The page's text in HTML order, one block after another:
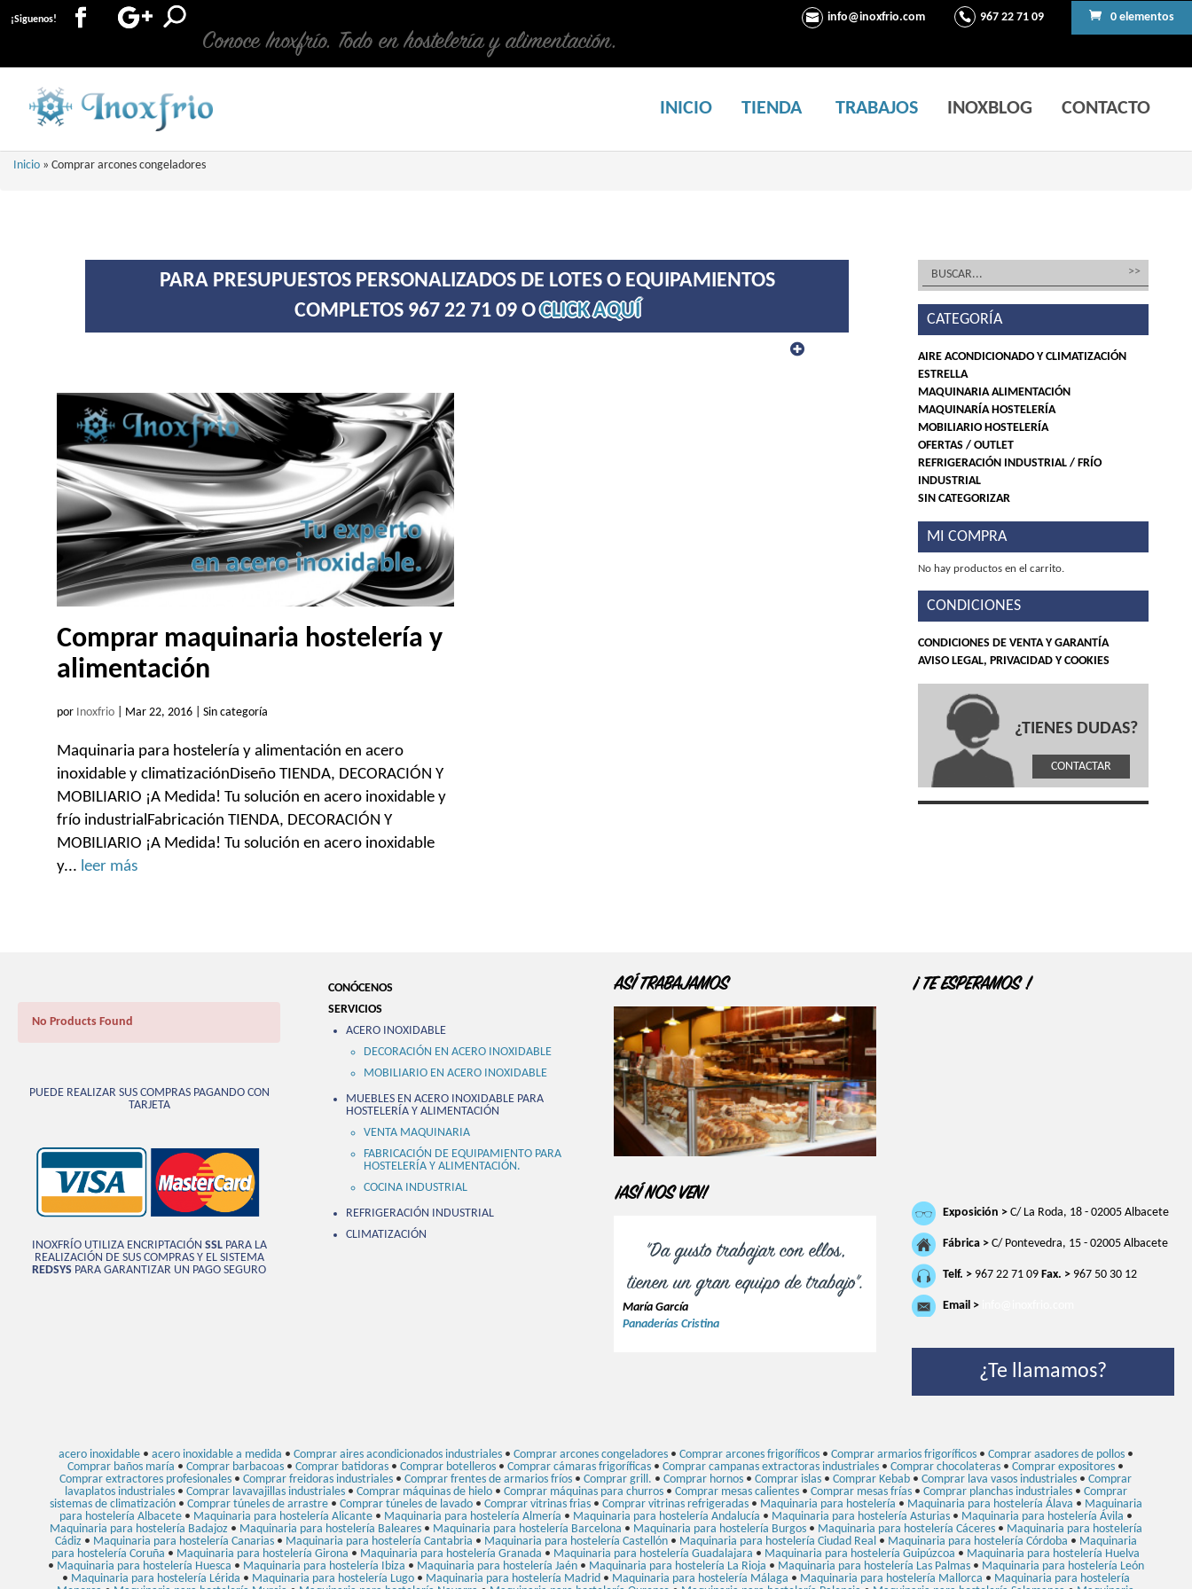
¡Siguenos!
Conoce Inoxfrío. Todo en hostelería y alimentación.
info@inoxfrio.com 967 22 71 09 0 elementos
INICIO TIENDA TRABAJOS INOXBLOG CONTACTO
Inicio » Comprar arcones congeladores
PARA PRESUPUESTOS PERSONALIZADOS DE LOTES O EQUIPAMIENTOS
COMPLETOS 967 22 71 09 OCLICK AQUÍ
Comprar maquinaria hostelería y
alimentación
por Inoxfrio| Mar 22, 2016| Sin categoría
Maquinaria para hostelería y alimentación en acero
inoxidable y climatizaciónDiseño TIENDA, DECORACIÓN Y
MOBILIARIO ¡A Medida! Tu solución en acero inoxidable y
frío industrialFabricación TIENDA, DECORACIÓN Y
MOBILIARIO ¡A Medida! Tu solución en acero inoxidable
y... leer más
CATEGORÍA
AIRE ACONDICIONADO Y CLIMATIZACIÓN
ESTRELLA
MAQUINARIA ALIMENTACIÓN
MAQUINARÍA HOSTELERÍA
MOBILIARIO HOSTELERÍA
OFERTAS / OUTLET
REFRIGERACIÓN INDUSTRIAL / FRÍO
INDUSTRIAL
SIN CATEGORIZAR
MI COMPRA
No hay productos en el carrito.
CONDICIONES
CONDICIONES DE VENTA Y GARANTÍA
AVISO LEGAL, PRIVACIDAD Y COOKIES
¿TIENES DUDAS?
CONTACTAR
No Products Found
PUEDE REALIZAR SUS COMPRAS PAGANDO CON
TARJETA
INOXFRÍO UTILIZA ENCRIPTACIÓN SSLPARA LA
REALIZACIÓN DE SUS COMPRAS Y EL SISTEMA
REDSYS PARA GARANTIZAR UN PAGO SEGURO
CONÓCENOS
SERVICIOS
ACERO INOXIDABLE
DECORACIÓN EN ACERO INOXIDABLE
MOBILIARIO EN ACERO INOXIDABLE
MUEBLES EN ACERO INOXIDABLE PARA
HOSTELERÍA Y ALIMENTACIÓN
VENTA MAQUINARIA
FABRICACIÓN DE EQUIPAMIENTO PARA
HOSTELERÍA Y ALIMENTACIÓN.
COCINA INDUSTRIAL
REFRIGERACIÓN INDUSTRIAL
CLIMATIZACIÓN
ASÍ TRABAJAMOS
¡ASÍ NOS VEN!
"Da gusto trabajar con ellos,
tienen un gran equipo de trabajo".
María García
Panaderías Cristina
¡ TE ESPERAMOS !
Exposición > C/ La Roda, 18 - 02005 Albacete
Fábrica > C/ Pontevedra, 15 - 02005 Albacete
Telf. > 967 22 71 09 Fax. > 967 50 30 12
Email >
¿Te llamamos?
acero inoxidable• acero inoxidable a medida • Comprar aires acondicionados industriales• Comprar arcones congeladores• Comprar arcones frigoríficos• Comprar armarios frigoríficos• Comprar asadores de pollos•
Comprar baños maría •Comprar barbacoas •Comprar batidoras •Comprar botelleros •Comprar cámaras frigoríficas •Comprar campanas extractoras industriales •Comprar chocolateras •Comprar expositores •
Comprar extractores profesionales •Comprar freidoras industriales •Comprar frentes de armarios fríos •Comprar grill. •Comprar hornos •Comprar islas •Comprar Kebab •Comprar lava vasos industriales •Comprar
lavaplatos industriales• Comprar lavavajillas industriales• Comprar máquinas de hielo• Comprar máquinas para churros• Comprar mesas calientes• Comprar mesas frías• Comprar planchas industriales• Comprar
sistemas de climatización• Comprar túneles de arrastre• Comprar túneles de lavado• Comprar vitrinas frias• Comprar vitrinas refrigeradas• Maquinaria para hostelería • Maquinaria para hostelería Álava • Maquinaria
para hostelería Albacete• Maquinaria para hostelería Alicante• Maquinaria para hostelería Almería • Maquinaria para hostelería Andalucía • Maquinaria para hostelería Asturias• Maquinaria para hostelería Ávila •
Maquinaria para hostelería Badajoz • Maquinaria para hostelería Baleares• Maquinaria para hostelería Barcelona • Maquinaria para hostelería Burgos• Maquinaria para hostelería Cáceres• Maquinaria para hostelería
Cádiz • Maquinaria para hostelería Canarias• Maquinaria para hostelería Cantabria • Maquinaria para hostelería Castellón• Maquinaria para hostelería Ciudad Real • Maquinaria para hostelería Córdoba • Maquinaria
para hostelería Coruña • Maquinaria para hostelería Girona • Maquinaria para hostelería Granada • Maquinaria para hostelería Guadalajara • Maquinaria para hostelería Guipúzcoa • Maquinaria para hostelería Huelva
• Maquinaria para hostelería Huesca • Maquinaria para hostelería Ibiza • Maquinaria para hostelería Jaén• Maquinaria para hostelería La Rioja • Maquinaria para hostelería Las Palmas• Maquinaria para hostelería León
• Maquinaria para hostelería Lérida • Maquinaria para hostelería Lugo• Maquinaria para hostelería Madrid • Maquinaria para hostelería Málaga • Maquinaria para hostelería Mallorca • Maquinaria para hostelería